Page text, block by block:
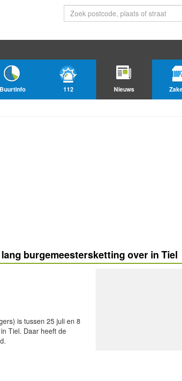
Buurtinfo 112 Nieuws
burgemeestersketting over in Tiel
is tussen 25 juli en 8
Tiel. Daar heeft de